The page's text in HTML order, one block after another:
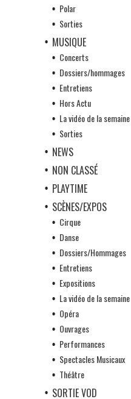
Polar
Sorties
MUSIQUE
Concerts
Dossiers/hommages
Entretiens
Hors Actu
La vidéo de la semaine
Sorties
NEWS
NON CLASSÉ
PLAYTIME
SCÈNES/EXPOS
Cirque
Danse
Dossiers/Hommages
Entretiens
Expositions
La vidéo de la semaine
Opéra
Ouvrages
Performances
Spectacles Musicaux
Théâtre
SORTIE VOD